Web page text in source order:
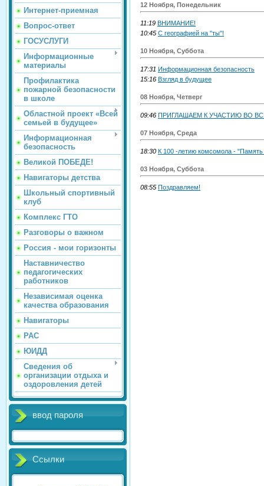
Интернет-приемная
Вопрос-ответ
ГОСУСЛУГИ
Информационные
материалы
Профилактика
пожарной безопасности
в школе
Областной проект «Всей
семьей в будущее»
Информационная
безопасность
Великой ПОБЕДЕ!
Навигаторы детства
Школьный спортивный
клуб
Комплекс ГТО
Разговоры о важном
Россия - мои горизонты
Наставничество
педагогических
работников
Независимая оценка
качества образования
Навигаторы
РАС
ЮИДД
Сведения об
организации отдыха и
оздоровления детей
ввод пароля
Ссылки
12 Ноября, Понедельник
11:19 ВНИМАНИЕ!
10:45 С географией на "ты"!
10 Ноября, Суббота
17:31 Информационная безопасность
15:16 Взгляд в будущее
08 Ноября, Четверг
09:46 ПРИГЛАШАЕМ К УЧАСТИЮ ВО
07 Ноября, Среда
18:30 К 100 -летию комсомола - "Память
03 Ноября, Суббота
08:55 Поздравляем!